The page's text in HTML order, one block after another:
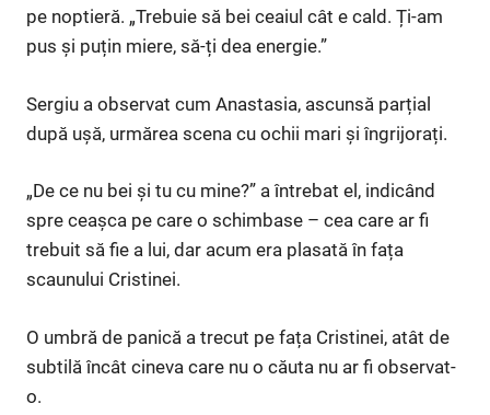
pe noptieră. „Trebuie să bei ceaiul cât e cald. Ți-am
pus și puțin miere, să-ți dea energie.”
Sergiu a observat cum Anastasia, ascunsă parțial
după ușă, urmărea scena cu ochii mari și îngrijorați.
„De ce nu bei și tu cu mine?” a întrebat el, indicând
spre ceașca pe care o schimbase – cea care ar fi
trebuit să fie a lui, dar acum era plasată în fața
scaunului Cristinei.
O umbră de panică a trecut pe fața Cristinei, atât de
subtilă încât cineva care nu o căuta nu ar fi observat-
o.